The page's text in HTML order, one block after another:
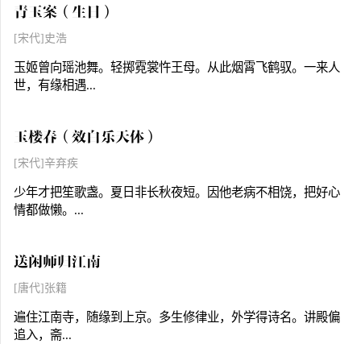
青玉案（生日）
[宋代]史浩
玉姬曾向瑶池舞。轻掷霓裳忤王母。从此烟霄飞鹤驭。一来人
世，有缘相遇...
玉楼春（效白乐天体）
[宋代]辛弃疾
少年才把笙歌盏。夏日非长秋夜短。因他老病不相饶，把好心
情都做懒。...
送闲师归江南
[唐代]张籍
遍住江南寺，随缘到上京。多生修律业，外学得诗名。讲殿偏
追入，斋...